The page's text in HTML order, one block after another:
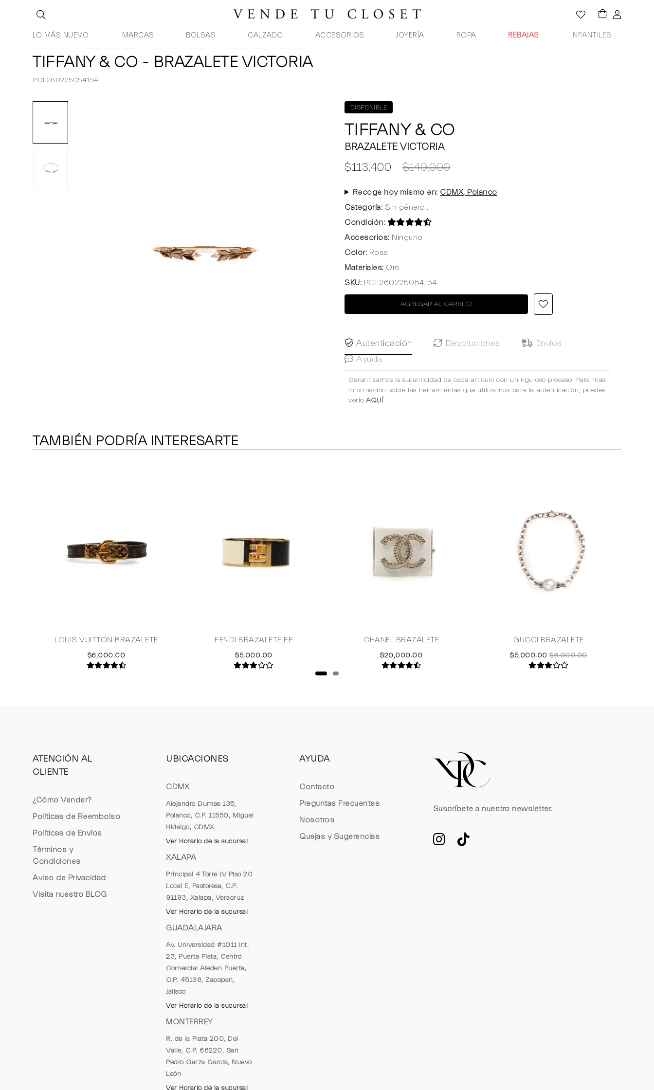
LO MÁS NUEVO. MARCAS BOLSAS CALZADO ACCESORIOS JOYERÍA ROPA REBAJAS INFANTILES
TIFFANY & CO - BRAZALETE VICTORIA
POL260225054154
DISPONIBLE
TIFFANY & CO
BRAZALETE VICTORIA
$113,400 $140,000
Recoge hoy mismo en: CDMX, Polanco
Categoría: Sin género..
Condición:
Accesorios: Ninguno
Color: Rosa
Materiales: Oro
SKU: POL260225054154
AGREGAR AL CARRITO
Autenticación Devoluciones
Envíos
Ayuda
Garantizamos la autenticidad de cada artículo con un riguroso proceso. Para mas
información sobre las herramientas que utilizamos para la autenticación, puedes
verlo AQUÍ
TAMBIÉN PODRÍA INTERESARTE
LOUIS VUITTON BRAZALETE
$6,000.00
FENDI BRAZALETE FF
$5,000.00
CHANEL BRAZALETE
$20,000.00
GUCCI BRAZALETE
$5,000.00 $6,000.00
ATENCIÓN AL
CLIENTE
¿Cómo Vender?
Políticas de Reembolso
Políticas de Envíos
Términos y
Condiciones
Aviso de Privacidad
Visita nuestro BLOG
UBICACIONES
CDMX
Alejandro Dumas 135,
Polanco, C.P. 11550, Miguel
Hidalgo, CDMX
Ver Horario de la sucursal
XALAPA
Principal 4 Torre JV Piso 20
Local E, Pastoresa, C.P.
91193, Xalapa, Veracruz
Ver Horario de la sucursal
GUADALAJARA
Av. Universidad #1011 Int.
23, Puerta Plata, Centro
Comercial Aleden Puerta,
C.P. 45136, Zapopan,
Jalisco
Ver Horario de la sucursal
MONTERREY
R. de la Plata 200, Del
Valle, C.P. 66220, San
Pedro Garza García, Nuevo
León
Ver Horario de la sucursal
AYUDA
Contacto
Preguntas Frecuentes
Nosotros
Quejas y Sugerencias
Suscríbete a nuestro newsletter.